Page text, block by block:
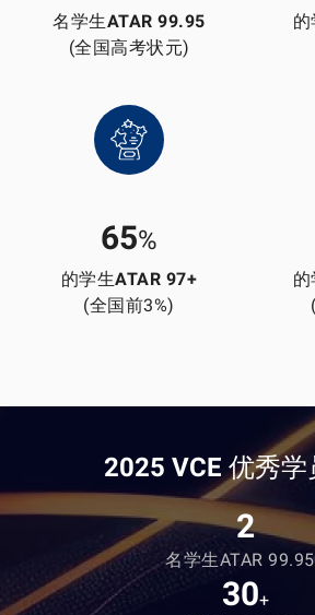
名学生ATAR 99.95
(全国高考状元)
65%
的学生ATAR 97+
(全国前3%)
2025 VCE优秀学
2
名学生ATAR
30+